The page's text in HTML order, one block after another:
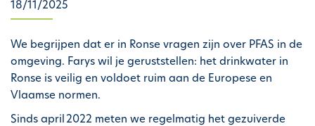
18/11/2025
We begrijpen dat er in Ronse vragen zijn over PFAS in de
omgeving. Farys wil je geruststellen: het drinkwater in
Ronse is veilig en voldoet ruim aan de Europese en
Vlaamse normen.
Sinds april 2022 meten we regelmatig het gezuiverde